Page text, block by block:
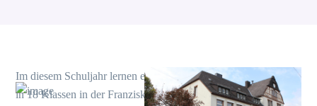
Im diesem Schuljahr lernen etwa 425 Schülerinnen und Schüler
in 18 Klassen in der Franziskus-Grundschule. Sie werden von